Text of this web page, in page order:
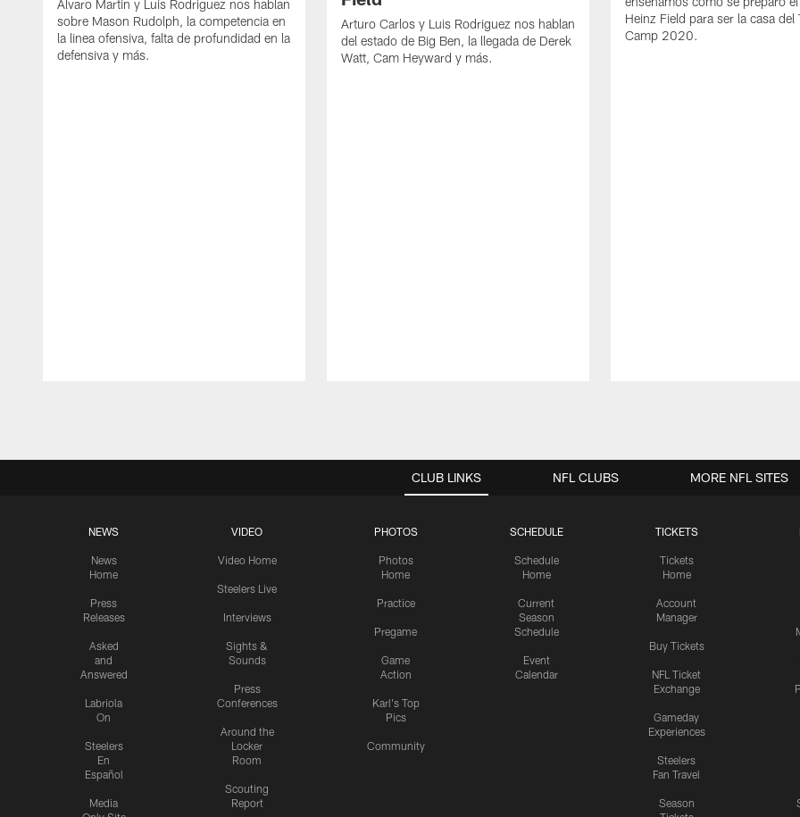
Alvaro Martin y Luis Rodriguez nos hablan
sobre Mason Rudolph, la competencia en
la linea ofensiva, falta de profundidad en la
defensiva y más.
Arturo Carlos y Luis Rodriguez nos hablan
del estado de Big Ben, la llegada de Derek
Watt, Cam Heyward y más.
Heinz Field para ser la casa del
Camp 2020.
CLUB LINKS
NEWS
News
Home
Press
Releases
Asked
and
Answered
Labriola
On
Steelers
En
Español
Media
VIDEO
Video Home
Steelers Live
Interviews
Sights &
Sounds
Press
Conferences
Around the
Locker
Room
Scouting
Report
PHOTOS
Photos
Home
Practice
Pregame
Game
Action
Karl's Top
Pics
Community
SCHEDULE
Schedule
Home
Current
Season
Schedule
Event
Calendar
TICKETS
Tickets
Home
Account
Manager
Buy Tickets
NFL Ticket
Exchange
Gameday
Experiences
Steelers
Fan Travel
Season
NFL CLUBS MORE NFL SITES